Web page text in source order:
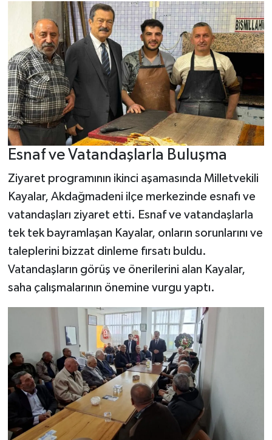
Esnaf ve Vatandaşlarla Buluşma
Ziyaret programının ikinci aşamasında Milletvekili
Kayalar, Akdağmadeni ilçe merkezinde esnafı ve
vatandaşları ziyaret etti. Esnaf ve vatandaşlarla
tek tek bayramlaşan Kayalar, onların sorunlarını ve
taleplerini bizzat dinleme fırsatı buldu.
Vatandaşların görüş ve önerilerini alan Kayalar,
saha çalışmalarının önemine vurgu yaptı.